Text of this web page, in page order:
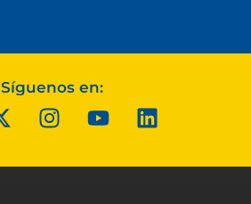
Síguenos en: